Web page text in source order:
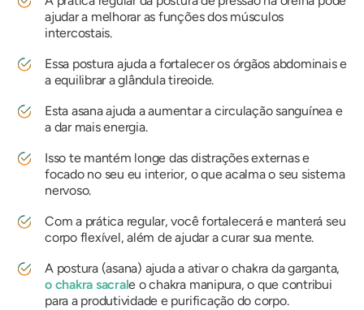
ajudar a melhorar as funções dos músculos
intercostais.
Essa postura ajuda a fortalecer os órgãos abdominais e
a equilibrar a glândula tireoide.
Esta asana ajuda a aumentar a circulação sanguínea e
a dar mais energia.
Isso te mantém longe das distrações externas e
focado no seu eu interior, o que acalma o seu sistema
nervoso.
Com a prática regular, você fortalecerá e manterá seu
corpo flexível, além de ajudar a curar sua mente.
A postura (asana) ajuda a ativar o chakra da garganta,
o chakra sacrale o chakra manipura, o que contribui
para a produtividade e purificação do corpo.